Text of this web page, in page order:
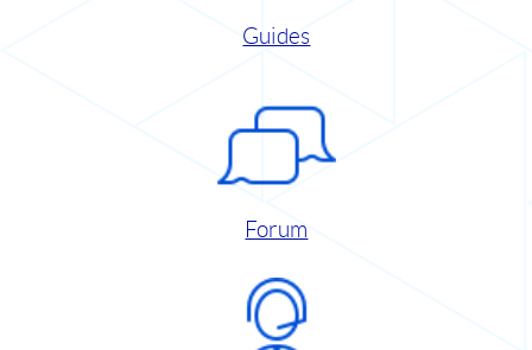
Guides
Forum